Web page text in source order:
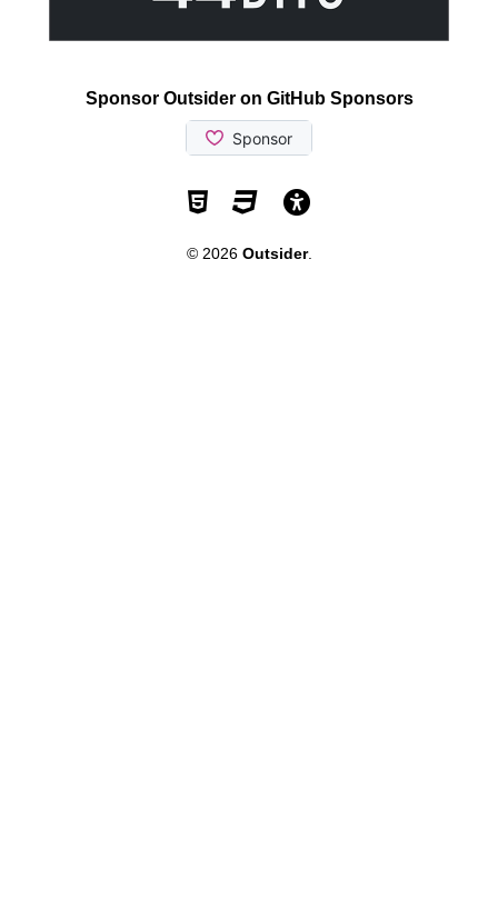
Sponsor Outsider on GitHub Sponsors
Valid HTML5
Valid CSS
WCAG 2.1 AA
© 2026 Outsider.